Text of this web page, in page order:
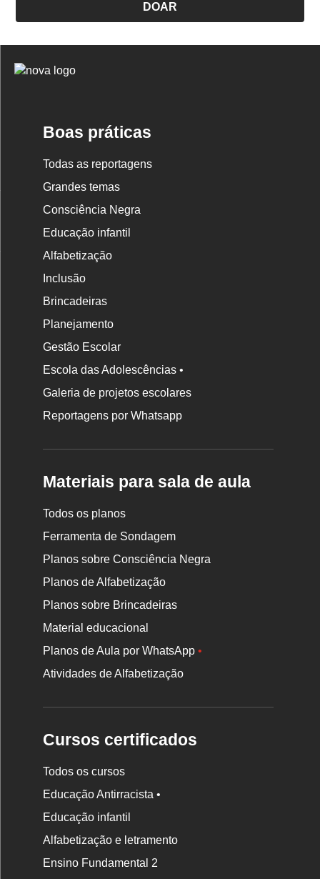
DOAR
Logo
Boas práticas
Todas as reportagens
Grandes temas
Consciência Negra
Educação infantil
Alfabetização
Inclusão
Brincadeiras
Planejamento
Gestão Escolar
Escola das Adolescências •
Galeria de projetos escolares
Reportagens por Whatsapp
Materiais para sala de aula
Todos os planos
Ferramenta de Sondagem
Planos sobre Consciência Negra
Planos de Alfabetização
Planos sobre Brincadeiras
Material educacional
Planos de Aula por WhatsApp•
Atividades de Alfabetização
Cursos certificados
Todos os cursos
Educação Antirracista •
Educação infantil
Alfabetização e letramento
Ensino Fundamental 2